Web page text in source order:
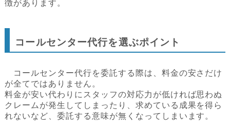
徴があります。
コールセンター代行を選ぶポイント
コールセンター代行を委託する際は、料金の安さだけ
が全てではありません。
料金が安い代わりにスタッフの対応力が低ければ思わぬ
クレームが発生してしまったり、求めている成果を得ら
れないなど、委託する意味が無くなってしまいます。